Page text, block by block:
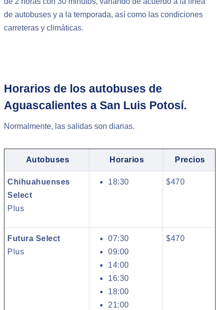
de autobuses y a la temporada, así como las condiciones
carreteras y climáticas.
Horarios de los autobuses de
Aguascalientes a San Luis Potosí.
Normalmente, las salidas son diarias.
Autobuses Horarios Precios
Chihuahuenses
Select
Plus
18:30 $470
Futura Select
Plus
07:30
09:00
14:00
16:30
18:00
21:00
$470